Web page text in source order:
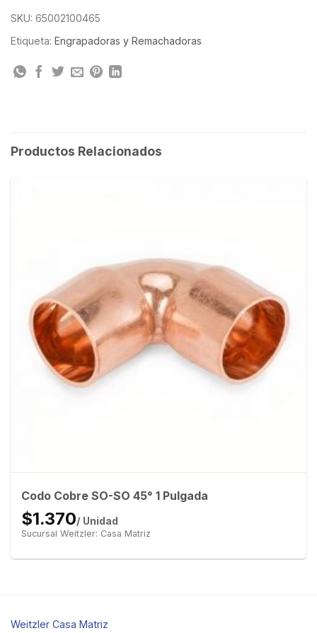
SKU: 65002100465
Etiqueta: Engrapadoras y Remachadoras
Productos Relacionados
Codo Cobre SO-SO 45° 1 Pulgada
$1.370/ Unidad
Sucursal Weitzler: Casa Matriz
Weitzler Casa Matriz